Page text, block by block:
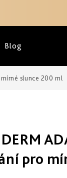
Blog
mírné slunce 200 ml
pro